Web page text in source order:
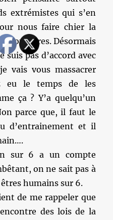
extrémistes qui s’en
nous faire chier la
Désormais
suis pas d’accord avec
vais vous massacrer
eu le temps de les
ça ? Y’a quelqu’un
parce que, il faut le
d’entrainement et il
sur 6 a un compte
on ne sait pas à
humains sur 6.
de me rappeler que
des lois de la